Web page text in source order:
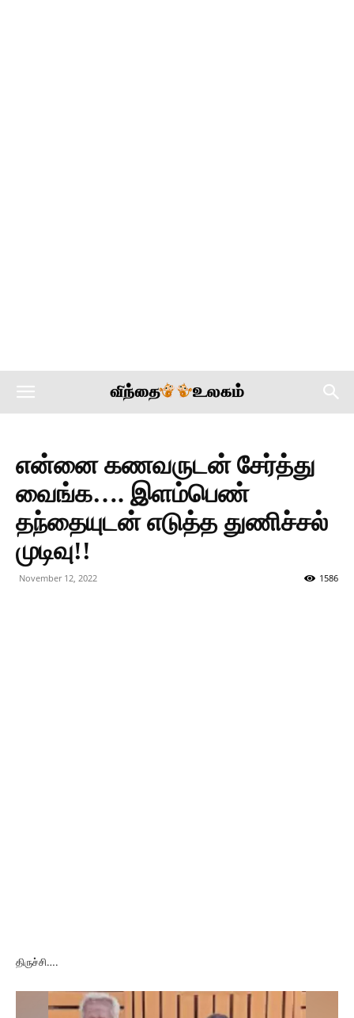
என்னை கணவருடன் சேர்த்து
வைங்க…. இளம்பெண்
தந்தையுடன் எடுத்த துணிச்சல்
முடிவு!!
November 12, 2022 1586
திருச்சி….